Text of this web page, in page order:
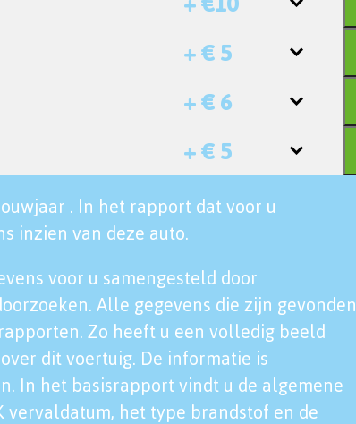
+ € 5
+ € 6
+ € 5
. In het rapport dat voor u
inzien van deze auto.
voor u samengesteld door
Alle gegevens die zijn gevonden
Zo heeft u een volledig beeld
dit voertuig. De informatie is
In het basisrapport vindt u de algemene
vervaldatum, het type brandstof en de